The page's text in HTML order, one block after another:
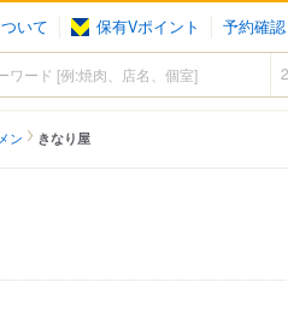
いて 保有Vポイント 予約確認
ン きなり屋